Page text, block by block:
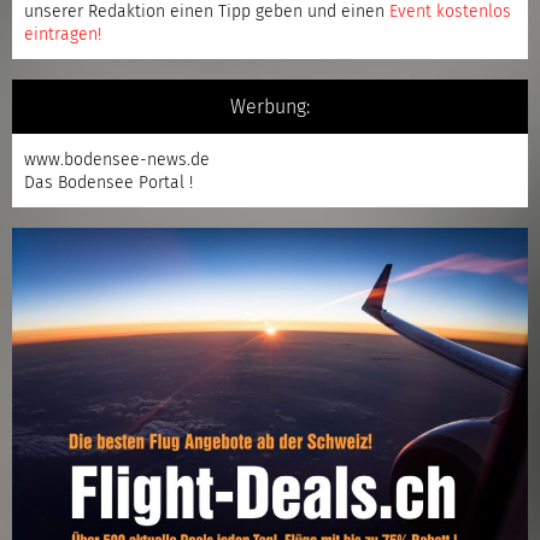
unserer Redaktion einen Tipp geben und einen Event kostenlos
eintragen!
Werbung:
www.bodensee-news.de
Das Bodensee Portal !